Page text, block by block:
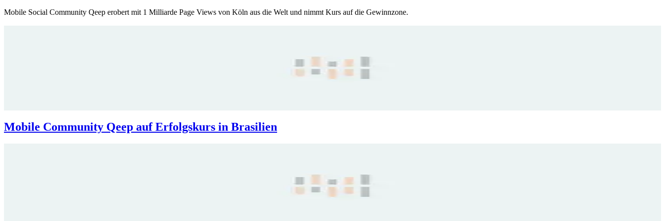
Mobile Social Community Qeep erobert mit 1 Milliarde Page Views von Köln aus die Welt und nimmt Kurs auf die Gewinnzone.
Mobile Community Qeep auf Erfolgskurs in Brasilien